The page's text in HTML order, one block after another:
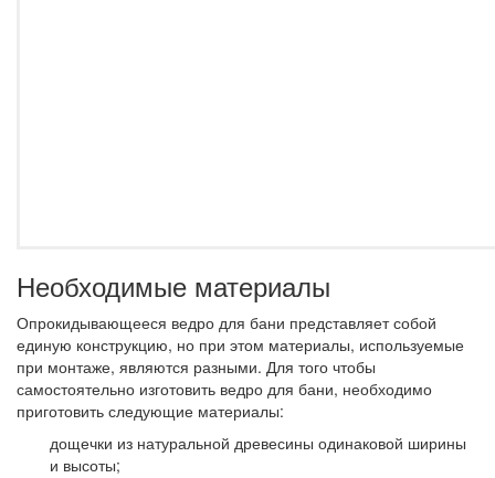
Необходимые материалы
Опрокидывающееся ведро для бани представляет собой
единую конструкцию, но при этом материалы, используемые
при монтаже, являются разными. Для того чтобы
самостоятельно изготовить ведро для бани, необходимо
приготовить следующие материалы:
дощечки из натуральной древесины одинаковой ширины
и высоты;